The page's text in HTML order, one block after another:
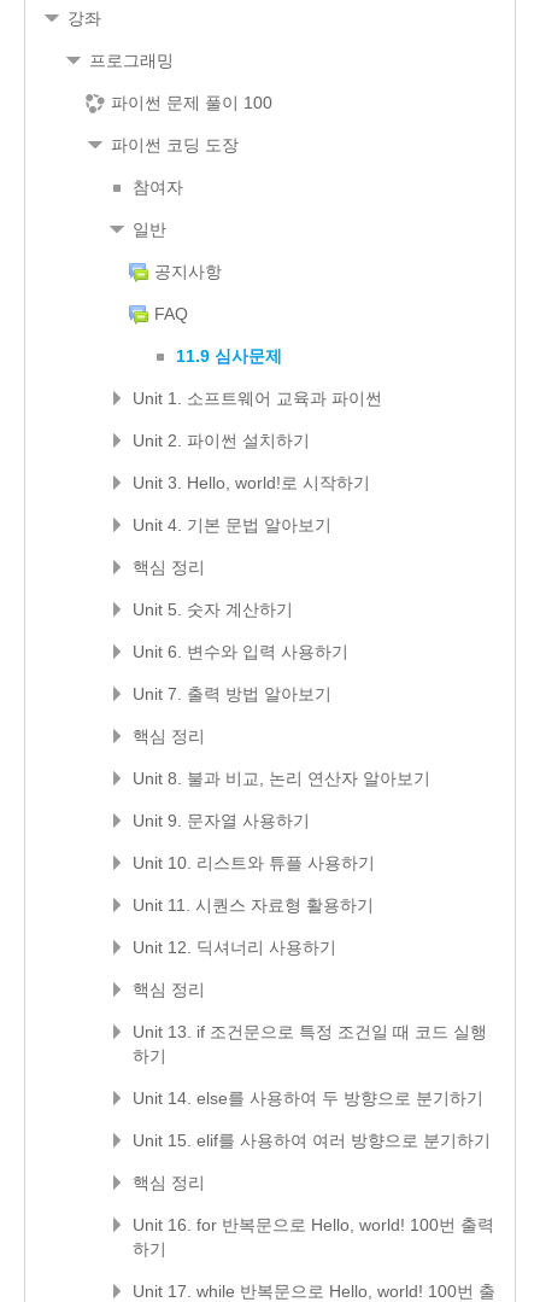
강좌
프로그래밍
파이썬 문제 풀이 100
파이썬 코딩 도장
참여자
일반
공지사항
FAQ
11.9 심사문제
Unit 1. 소프트웨어 교육과 파이썬
Unit 2. 파이썬 설치하기
Unit 3. Hello, world!로 시작하기
Unit 4. 기본 문법 알아보기
핵심 정리
Unit 5. 숫자 계산하기
Unit 6. 변수와 입력 사용하기
Unit 7. 출력 방법 알아보기
핵심 정리
Unit 8. 불과 비교, 논리 연산자 알아보기
Unit 9. 문자열 사용하기
Unit 10. 리스트와 튜플 사용하기
Unit 11. 시퀀스 자료형 활용하기
Unit 12. 딕셔너리 사용하기
핵심 정리
Unit 13. if 조건문으로 특정 조건일 때 코드 실행
하기
Unit 14. else를 사용하여 두 방향으로 분기하기
Unit 15. elif를 사용하여 여러 방향으로 분기하기
핵심 정리
Unit 16. for 반복문으로 Hello, world! 100번 출력
하기
Unit 17. while 반복문으로 Hello, world! 100번 출